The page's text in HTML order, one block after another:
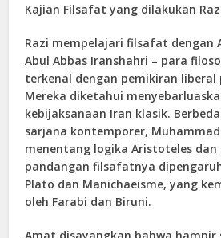
Kajian Filsafat yang dilakukan
Razi mempelajari filsafat dengan
Abul Abbas Iranshahri – para
terkenal dengan pemikiran liberal
Mereka diketahui
kebijaksanaan Iran klasik.
sarjana kontemporer,
menentang logika Aristoteles dan
pandangan filsafatnya
Plato dan Manichaeisme, yang
oleh Farabi dan Biruni.
Amat disayangkan bahwa hampir